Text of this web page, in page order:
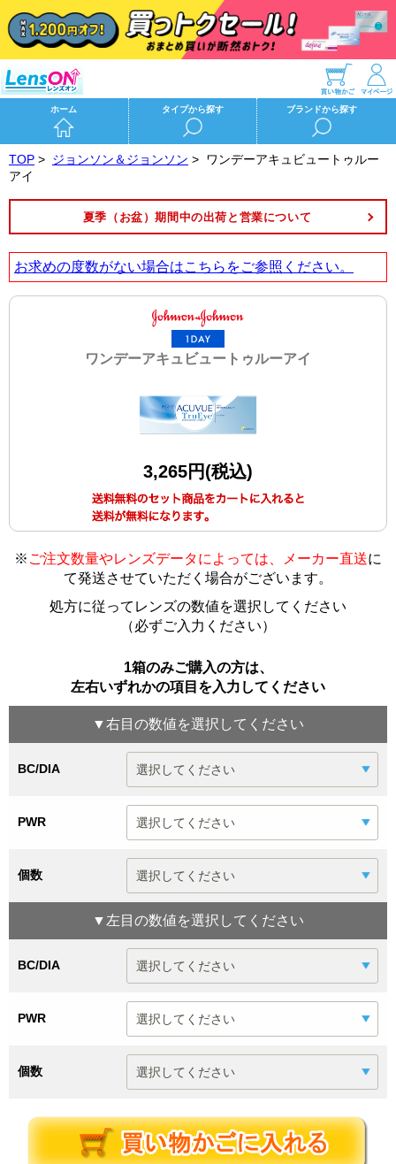
ホーム タイプから探す ブランドから探す
TOP > ジョンソン＆ジョンソン > ワンデーアキュビュートゥルー
アイ
夏季（お盆）期間中の出荷と営業について
お求めの度数がない場合はこちら をご参照ください。
ワンデーアキュビュートゥルーアイ
3,265円(税込)
※ ご注文数量やレンズデータによっては、メーカー直送に
て発送させていただく場合がございます。
処方に従ってレンズの数値を選択してください
（必ずご入力ください）
1箱のみご購入の方は、
左右いずれかの項目を入力してください
▼右目 の数値を選択してください
BC/DIA
PWR
個数
▼ 左目 の数値を選択してください
BC/DIA
PWR
個数